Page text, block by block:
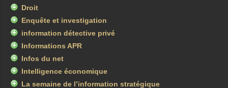
Droit
Enquête et investigation
information détective privé
Informations APR
Infos du net
Intelligence économique
La semaine de l’information stratégique